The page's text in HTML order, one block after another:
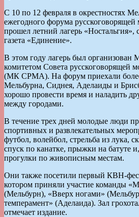
С 10 по 12 февраля в окрестностях
ежегодного форума
прошел летний лагерь «Ностальгия»,
газета «Единение».
В этом году лагерь был организован
комитетом Совета русскоговорящей
(МК СРМА). На форум приехали более
Мельбурна, Сиднея, Аделаиды и
хорошо провести время и наладить
между городами.
В течение трех дней молодые люди
спортивных и развлекательных
футбол, волейбол, стрельба из лука,
спуск по канатке, прыжки на батуте
прогулки по живописным местам.
Они также посетили первый КВН-
котором приняли участие команды
(Мельбурн), «Вверх ногами»
темперамент» (Аделаида). Зал
отмечает издание.